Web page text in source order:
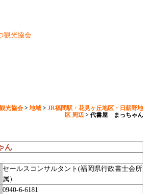
光協会 >地域 >JR福間駅・花見ヶ丘地区・日薪野地
区 周辺 >代書屋 まっちゃん
ん
セールスコンサルタント(福岡県行政書士会所
属）
0940-6-6181